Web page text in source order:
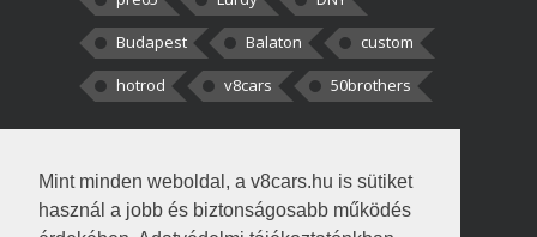
Mint minden weboldal, a v8cars.hu is sütiket
használ a jobb és biztonságosabb működés
Budapest
Balaton
custom
hotrod
v8cars 50brothers
kortisz:Elszúrtam! Én csak két
darabbaal számoltam. Nem tudtam, hogy fél autót,